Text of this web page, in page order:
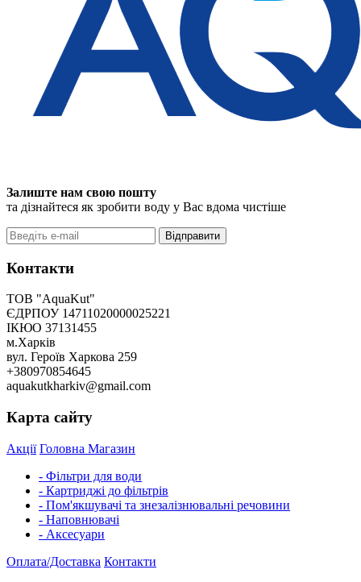
Залиште нам свою пошту
та дізнайтеся як зробити воду у Вас вдома чистіше
Відправити
Контакти
ТОВ "AquaKut"
ЄДРПОУ 14711020000025221
ІКЮО 37131455
м.Харків
вул. Героїв Харкова 259
+380970854645
aquakutkharkiv@gmail.com
Карта сайту
Акції Головна Магазин
- Фільтри для води
- Картриджі до фільтрів
- Пом'якшувачі та знезалізнювальні речовини
- Наповнювачі
- Аксесуари
Оплата/Доставка Контакти